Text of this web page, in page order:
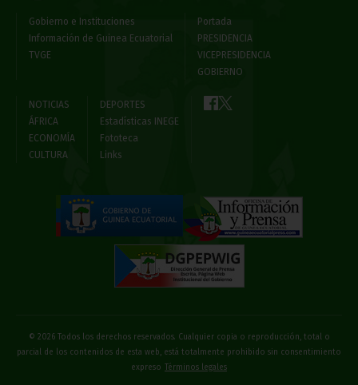
Gobierno e Instituciones
Información de Guinea Ecuatorial
TVGE
Portada
PRESIDENCIA
VICEPRESIDENCIA
GOBIERNO
NOTICIAS
ÁFRICA
ECONOMÍA
CULTURA
DEPORTES
Estadísticas INEGE
Fototeca
Links
© 2026 Todos los derechos reservados. Cualquier copia o reproducción, total o
parcial de los contenidos de esta web, está totalmente prohibido sin consentimiento
expreso Términos legales